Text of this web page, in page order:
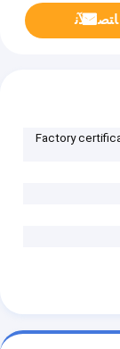
ﺎﺘﺼﻟ ﺍﻶﻧ
Factory